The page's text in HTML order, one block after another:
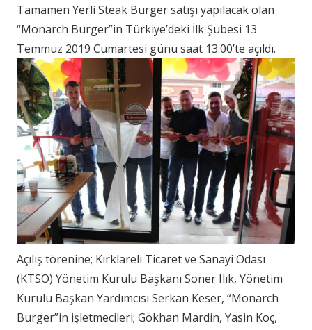
Tamamen Yerli Steak Burger satışı yapılacak olan
“Monarch Burger”in Türkiye’deki İlk Şubesi 13
Temmuz 2019 Cumartesi günü saat 13.00’te açıldı.
Açılış törenine; Kırklareli Ticaret ve Sanayi Odası
(KTSO) Yönetim Kurulu Başkanı Soner Ilık, Yönetim
Kurulu Başkan Yardımcısı Serkan Keser, “Monarch
Burger”in işletmecileri; Gökhan Mardin, Yasin Koç,